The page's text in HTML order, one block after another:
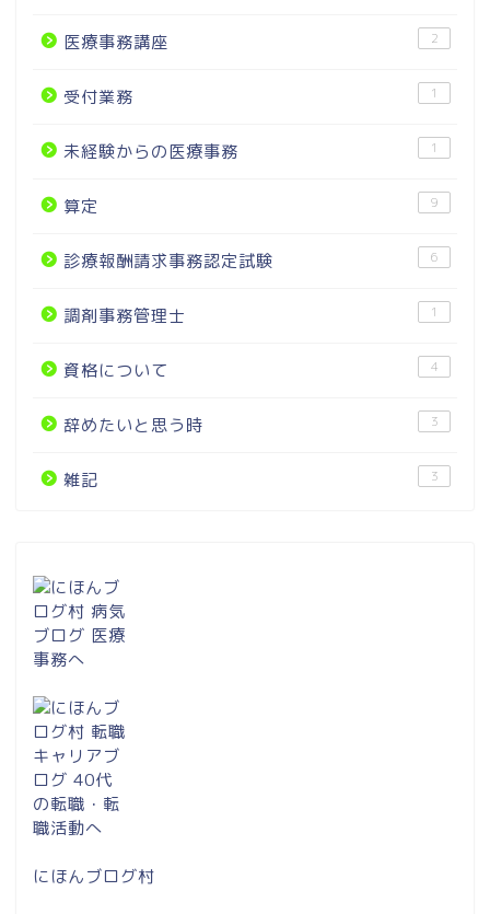
医療事務講座 2
受付業務 1
未経験からの医療事務 1
算定 9
診療報酬請求事務認定試験 6
調剤事務管理士 1
資格について 4
辞めたいと思う時 3
雑記 3
にほんブログ村